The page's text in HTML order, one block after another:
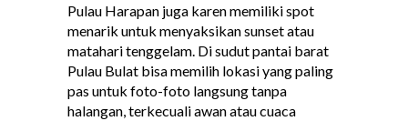
Pulau Harapan juga karen memiliki spot
menarik untuk menyaksikan sunset atau
matahari tenggelam. Di sudut pantai barat
Pulau Bulat bisa memilih lokasi yang paling
pas untuk foto-foto langsung tanpa
halangan, terkecuali awan atau cuaca